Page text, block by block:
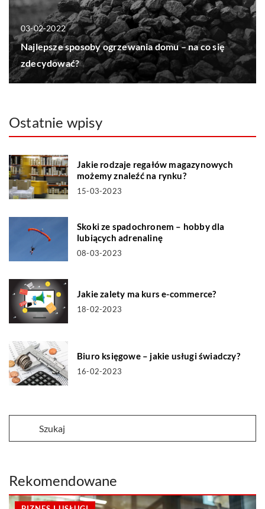
03-02-2022
Najlepsze sposoby ogrzewania domu – na co się
zdecydować?
Ostatnie wpisy
Jakie rodzaje regałów magazynowych
możemy znaleźć na rynku?
15-03-2023
Skoki ze spadochronem – hobby dla
lubiących adrenalinę
08-03-2023
Jakie zalety ma kurs e-commerce?
18-02-2023
Biuro księgowe – jakie usługi świadczy?
16-02-2023
Rekomendowane